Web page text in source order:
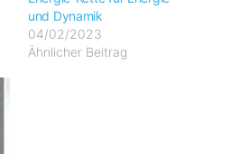
und Dynamik
04/02/2023
Ähnlicher Beitrag